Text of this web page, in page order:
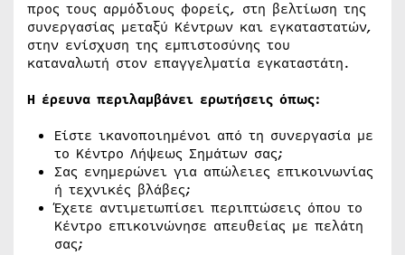
προς τους αρμόδιους φορείς, στη βελτίωση της
συνεργασίας μεταξύ Κέντρων και εγκαταστατών,
στην ενίσχυση της εμπιστοσύνης του
καταναλωτή στον επαγγελματία εγκαταστάτη.
Η έρευνα περιλαμβάνει ερωτήσεις όπως:
Είστε ικανοποιημένοι από τη συνεργασία με
το Κέντρο Λήψεως Σημάτων σας;
Σας ενημερώνει για απώλειες επικοινωνίας
ή τεχνικές βλάβες;
Έχετε αντιμετωπίσει περιπτώσεις όπου το
Κέντρο επικοινώνησε απευθείας με πελάτη
σας;